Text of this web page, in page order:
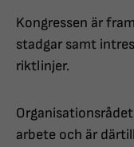
Kongressen är
stadgar samt
riktlinjer.
arbete och är